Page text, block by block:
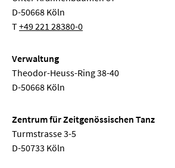
D-50668 Köln
T+49 221 28380-0
Verwaltung
Theodor-Heuss-Ring 38-40
D-50668 Köln
Zentrum für Zeitgenössischen Tanz
Turmstrasse 3-5
D-50733 Köln